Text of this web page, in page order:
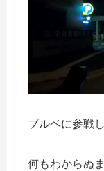
ブルベに参戦
何もわからぬ